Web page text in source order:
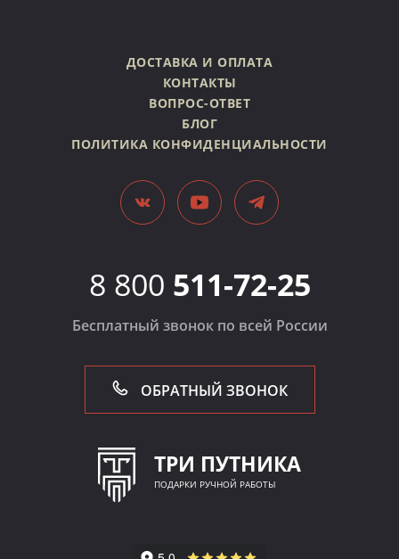
ДОСТАВКА И ОПЛАТА
КОНТАКТЫ
ВОПРОС-ОТВЕТ
БЛОГ
ПОЛИТИКА КОНФИДЕНЦИАЛЬНОСТИ
8 800 511-72-25
Бесплатный звонок по всей России
ОБРАТНЫЙ ЗВОНОК
ТРИ ПУТНИКА
ПОДАРКИ РУЧНОЙ РАБОТЫ